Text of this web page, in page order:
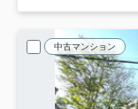
中古マンション